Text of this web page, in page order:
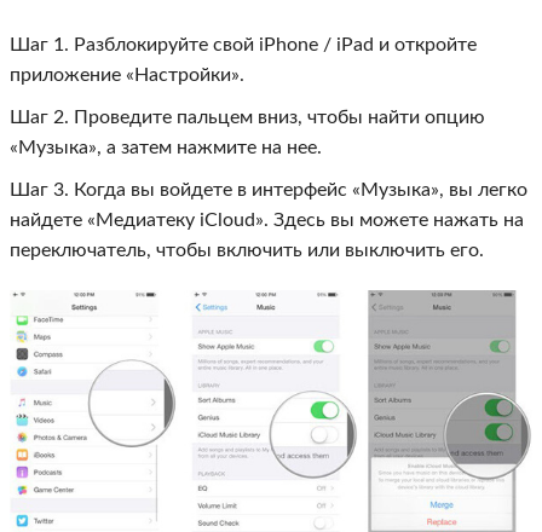
Шаг 1. Разблокируйте свой iPhone / iPad и откройте
приложение «Настройки».
Шаг 2. Проведите пальцем вниз, чтобы найти опцию
«Музыка», а затем нажмите на нее.
Шаг 3. Когда вы войдете в интерфейс «Музыка», вы легко
найдете «Медиатеку iCloud». Здесь вы можете нажать на
переключатель, чтобы включить или выключить его.